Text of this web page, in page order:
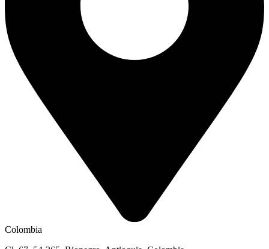
Colombia